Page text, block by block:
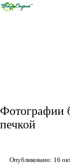
Фотографии
печкой
Опубликовано: 16